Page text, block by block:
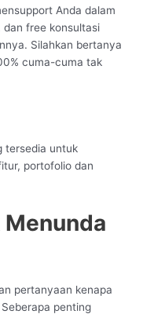
Anda dalam
dan free konsultasi
Silahkan bertanya
cuma-cuma tak
tersedia untuk
portofolio dan
Menunda
pertanyaan kenapa
penting